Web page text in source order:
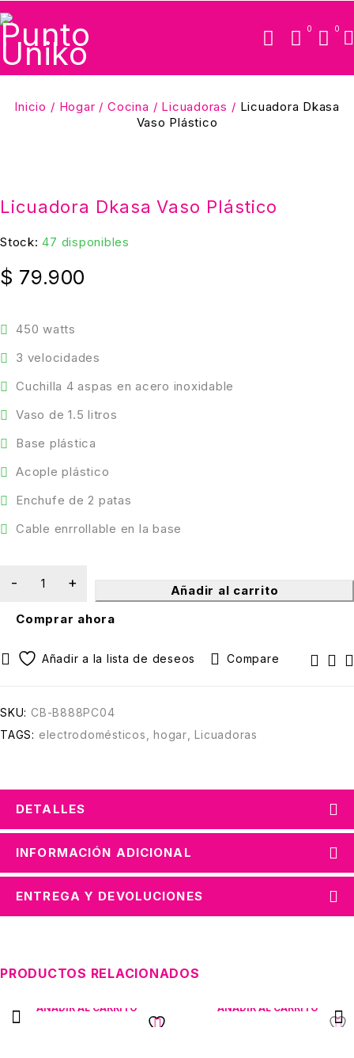
0 0
Inicio / Hogar / Cocina / Licuadoras / Licuadora Dkasa
Vaso Plástico
Licuadora Dkasa Vaso Plástico
Stock: 47 disponibles
450 watts
3 velocidades
Cuchilla 4 aspas en acero inoxidable
Vaso de 1.5 litros
Base plástica
Acople plástico
Enchufe de 2 patas
Cable enrrollable en la base
$ 79.900
Añadir al carrito
Comprar ahora
Compare
SKU: CB-B888PC04
TAGS: electrodomésticos hogar ,Licuadoras
DETALLES
INFORMACIÓN ADICIONAL
ENTREGA Y DEVOLUCIONES
PRODUCTOS RELACIONADOS
AÑADIR AL CARRITO AÑADIR AL CARRITO